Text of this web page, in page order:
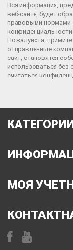
Вся информация,
веб-сайте, будет
правовыми нормами
Пожалуйста,
отправленные
сайт, становятся
использоваться без
считаться
КАТЕГОРИИ
МОЯ